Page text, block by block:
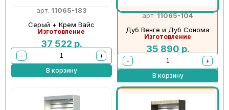
арт. 11065-183
Серый + Крем Вайс
Изготовление
37 522 р.
−
+
В корзину
арт.11065-104
Дуб Венге и Дуб Сонома
Изготовление
35 890 р.
−
+
В корзину